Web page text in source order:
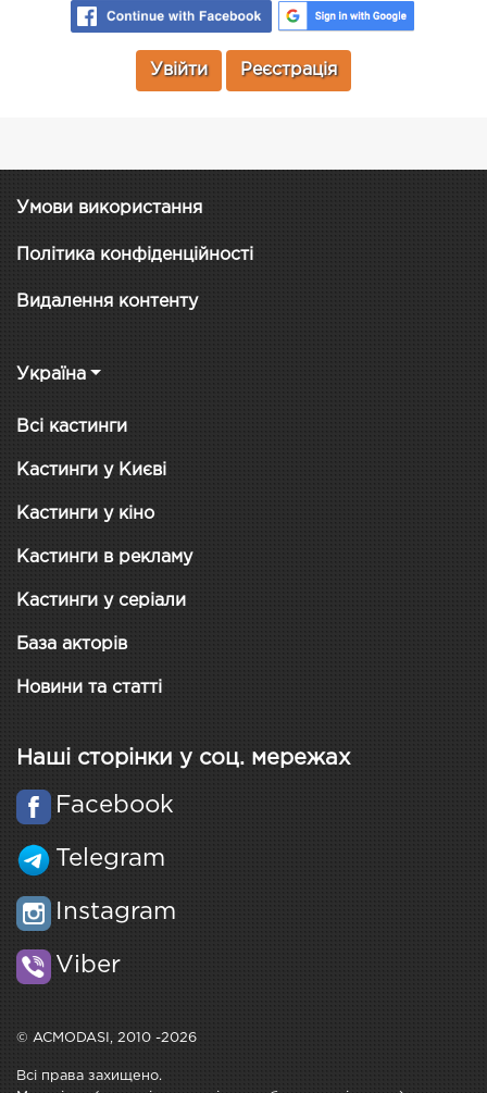
Увійти Реєстрація
Умови використання
Політика конфіденційності
Видалення контенту
Україна
Всі кастинги
Кастинги у Києві
Кастинги у кіно
Кастинги в рекламу
Кастинги у серіали
База акторів
Новини та статті
Наші сторінки у соц. мережах
Facebook
Telegram
Instagram
Viber
© ACMODASI, 2010 -2026
Всі права захищено.